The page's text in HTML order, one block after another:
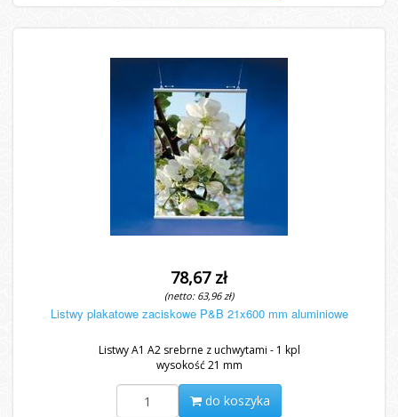
78,67 zł
(netto: 63,96 zł)
Listwy plakatowe zaciskowe P&B 21x600 mm aluminiowe
Listwy A1 A2 srebrne z uchwytami - 1 kpl
wysokość 21 mm
do koszyka